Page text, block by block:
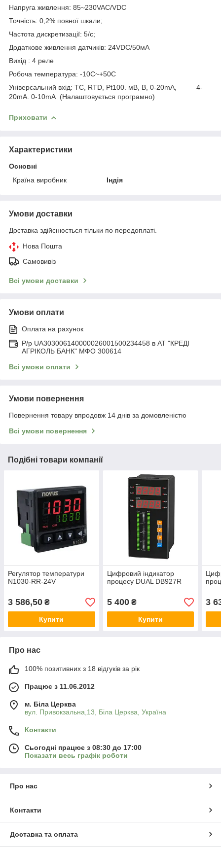
Напруга живлення: 85~230VAC/VDC
Точність: 0,2% повної шкали;
Частота дискретизації: 5/с;
Додаткове живлення датчиків: 24VDC/50мА
Вихід : 4 реле
Робоча температура: -10С~+50С
Універсальний вхід: TC, RTD, Pt100. мВ, В, 0-20mA, 4-
20mA. 0-10mA (Налаштовується програмно)
Приховати
Характеристики
Основні
Країна виробник
Індія
Умови доставки
Доставка здійснюється тільки по передоплаті.
Нова Пошта
Самовивіз
Всі умови доставки
Умови оплати
Оплата на рахунок
Р/р UA303006140000026001500234458 в АТ "КРЕДІ
АГРІКОЛЬ БАНК" МФО 300614
Всі умови оплати
Умови повернення
Повернення товару впродовж 14 днів за домовленістю
Всі умови повернення
Подібні товари компанії
Регулятор температури
N1030-RR-24V
3 586,50 ₴
Купити
Цифровий індикатор
процесу DUAL DB927R
5 400₴
Купити
3
Про нас
100% позитивних з 18 відгуків за рік
Працює з 11.06.2012
м. Біла Церква
вул. Привокзальна,13, Біла Церква, Україна
Контакти
Сьогодні працює з 08:30 до 17:00
Показати весь графік роботи
Про нас
Контакти
Доставка та оплата